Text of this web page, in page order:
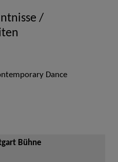
/
Dance
Bühne